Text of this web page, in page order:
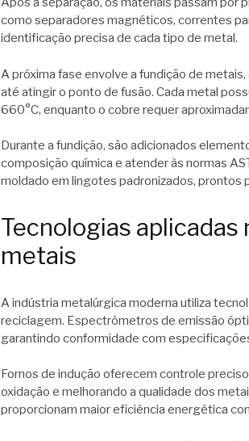
como separadores magnéticos, correntes
identificação precisa de cada tipo de metal.
A próxima fase envolve a fundição de
até atingir o ponto de fusão. Cada metal
660°C, enquanto o cobre requer
Durante a fundição, são adicionados
composição química e atender às normas
moldado em lingotes padronizados, prontos
Tecnologias
metais
A indústria metalúrgica moderna utiliza
reciclagem. Espectrômetros de emissão
garantindo conformidade com
Fornos de indução oferecem controle
oxidação e melhorando a qualidade dos
proporcionam maior eficiência energética